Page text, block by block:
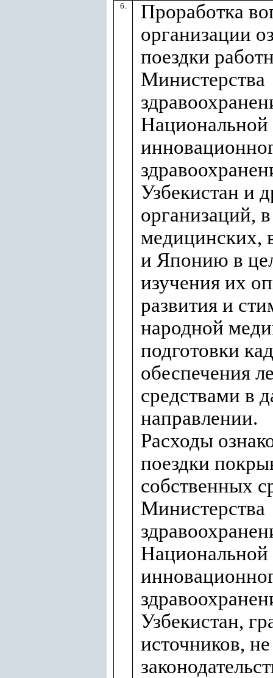
6.
Проработка
организации
поездки
Министерства
Национальной
Узбекистан и
организаций,
медицинских,
и Японию в
изучения их
развития и
народной
подготовки
обеспечения
средствами в
направлении.
Расходы
поездки
собственных
Министерства
Национальной
Узбекистан,
источников,